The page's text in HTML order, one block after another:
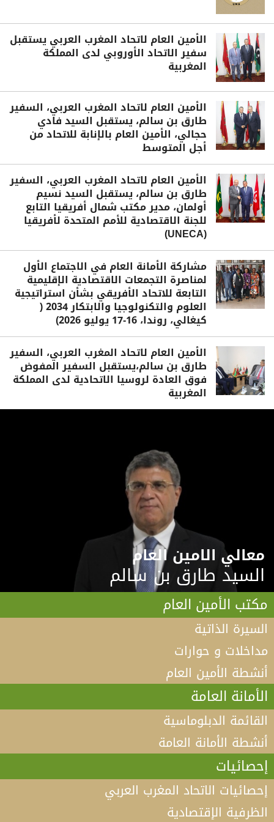
الأمين العام لاتحاد المغرب العربي يستقبل
سفير الاتحاد الأوروبي لدى المملكة
المغربية
الأمين العام لاتحاد المغرب العربي، السفير
طارق بن سالم، يستقبل السيد فادي
حجالي، الأمين العام بالإنابة للاتحاد من
أجل المتوسط
الأمين العام لاتحاد المغرب العربي، السفير
طارق بن سالم، يستقبل السيد نسيم
أولمان، مدير مكتب شمال أفريقيا التابع
للجنة الاقتصادية للأمم المتحدة لأفريقيا
(UNECA)
مشاركة الأمانة العام في الاجتماع الأول
لمناصرة التجمعات الاقتصادية الإقليمية
التابعة للاتحاد الأفريقي بشأن استراتيجية
العلوم والتكنولوجيا والابتكار 2034 (
كيغالي، روندا، 16-17 يوليو 2026)
الأمين العام لاتحاد المغرب العربي، السفير
طارق بن سالم،يستقبل السفير المفوض
فوق العادة لروسيا الاتحادية لدى المملكة
المغربية
معالي الامين العام
السيد طارق بن سالم
مكتب الأمين العام
السيرة الذاتية
مداخلات و حوارات
أنشطة الأمين العام
الأمانة العامة
القائمة الدبلوماسية
أنشطة الأمانة العامة
إحصائيات
إحصائيات الاتحاد المغرب العربي
الظرفية الإقتصادية